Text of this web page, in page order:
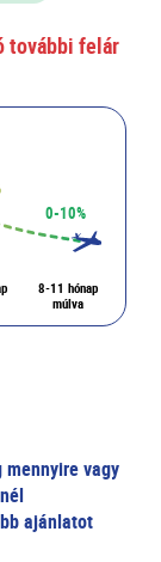
további felár
0-10%
8-11 hónap
múlva
vagy
ajánlatot